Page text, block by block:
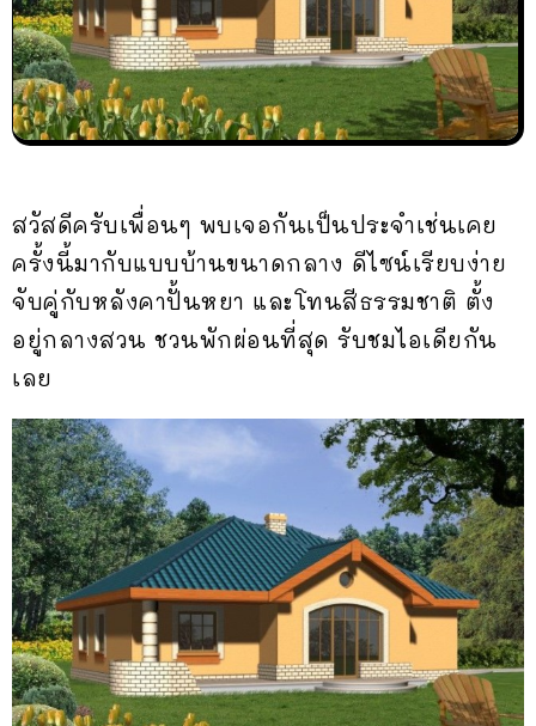
สวัสดีครับเพื่อนๆ พบเจอกันเป็นประจำเช่นเคย
ครั้งนี้มากับแบบบ้านขนาดกลาง ดีไซน์เรียบง่าย
จับคู่กับหลังคาปั้นหยา และโทนสีธรรมชาติ ตั้ง
อยู่กลางสวน ชวนพักผ่อนที่สุด รับชมไอเดียกัน
เลย